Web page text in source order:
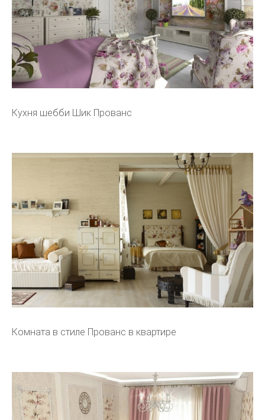
Кухня шебби Шик Прованс
Комната в стиле Прованс в квартире